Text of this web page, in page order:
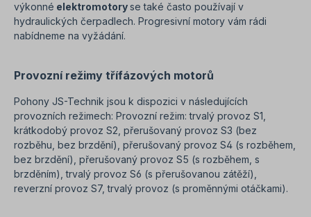
výkonné elektromotoryse také často používají v
hydraulických čerpadlech. Progresivní motory vám rádi
nabídneme na vyžádání.
Provozní režimy třífázových motorů
Pohony JS-Technik jsou k dispozici v následujících
provozních režimech: Provozní režim: trvalý provoz S1,
krátkodobý provoz S2, přerušovaný provoz S3 (bez
rozběhu, bez brzdění), přerušovaný provoz S4 (s rozběhem,
bez brzdění), přerušovaný provoz S5 (s rozběhem, s
brzděním), trvalý provoz S6 (s přerušovanou zátěží),
reverzní provoz S7, trvalý provoz (s proměnnými otáčkami).